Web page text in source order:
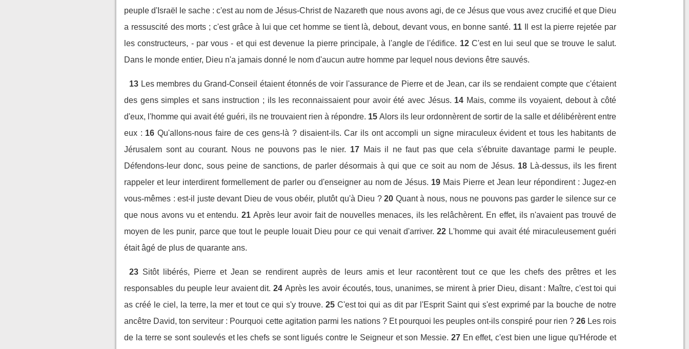
peuple d'Israël le sache : c'est au nom de Jésus-Christ de Nazareth que nous avons agi, de ce Jésus que vous avez crucifié et que Dieu
a ressuscité des morts ; c'est grâce à lui que cet homme se tient là, debout, devant vous, en bonne santé. 11
Il est la pierre rejetée par
les constructeurs, - par vous - et qui est devenue la pierre principale, à l'angle de l'édifice. 12 C'est en lui seul que se trouve le salut.
Dans le monde entier, Dieu n'a jamais donné le nom d'aucun autre homme par lequel nous devions être sauvés.
13 Les membres du Grand-Conseil étaient étonnés de voir l'assurance de Pierre et de Jean, car ils se rendaient compte que c'étaient
des gens simples et sans instruction ; ils les reconnaissaient pour avoir été avec Jésus. 14 Mais, comme ils voyaient, debout à côté
d'eux, l'homme qui avait été guéri, ils ne trouvaient rien à répondre. 15 Alors ils leur ordonnèrent de sortir de la salle et délibérèrent entre
eux : 16 Qu'allons-nous faire de ces gens-là ? disaient-ils. Car ils ont accompli un signe miraculeux évident et tous les habitants de
Jérusalem sont au courant. Nous ne pouvons pas le nier. 17 Mais il ne faut pas que cela s'ébruite davantage parmi le peuple.
Défendons-leur donc, sous peine de sanctions, de parler désormais à qui que ce soit au nom de Jésus. 18 Là-dessus, ils les firent
rappeler et leur interdirent formellement de parler ou d'enseigner au nom de Jésus. 19 Mais Pierre et Jean leur répondirent : Jugez-en
vous-mêmes : est-il juste devant Dieu de vous obéir, plutôt qu'à Dieu ? 20 Quant à nous, nous ne pouvons pas garder le silence sur ce
que nous avons vu et entendu. 21 Après leur avoir fait de nouvelles menaces, ils les relâchèrent. En effet, ils n'avaient pas trouvé de
moyen de les punir, parce que tout le peuple louait Dieu pour ce qui venait d'arriver. 22 L'homme qui avait été miraculeusement guéri
était âgé de plus de quarante ans.
23 Sitôt libérés, Pierre et Jean se rendirent auprès de leurs amis et leur racontèrent tout ce que les chefs des prêtres et les
responsables du peuple leur avaient dit. 24 Après les avoir écoutés, tous, unanimes, se mirent à prier Dieu, disant : Maître, c'est toi qui
as créé le ciel, la terre, la mer et tout ce qui s'y trouve. 25 C'est toi qui as dit par l'Esprit Saint qui s'est exprimé par la bouche de notre
ancêtre David, ton serviteur : Pourquoi cette agitation parmi les nations ? Et pourquoi les peuples ont-ils conspiré pour rien ? 26 Les rois
de la terre se sont soulevés et les chefs se sont ligués contre le Seigneur et son Messie. 27 En effet, c'est bien une ligue qu'Hérode et